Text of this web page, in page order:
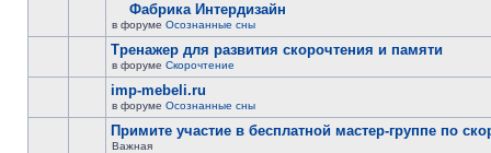
Фабрика Интердизайн
в форуме Осознанные сны
Тренажер для развития скорочтения и памяти
в форуме Скорочтение
imp-mebeli.ru
в форуме Осознанные сны
Примите участие в бесплатной мастер-группе по
Важная